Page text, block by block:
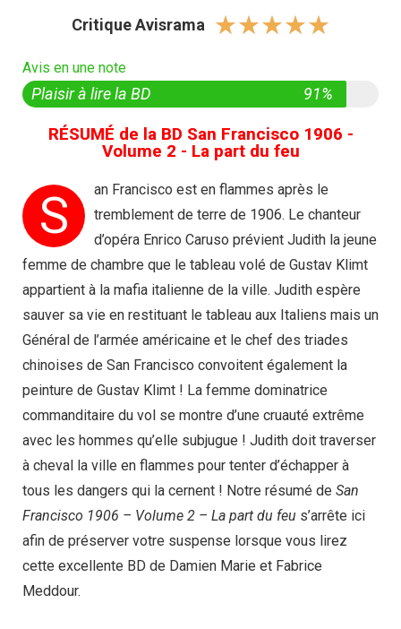
Critique Avisrama ☆☆☆☆☆
Avis en une note
Plaisir à lire la BD 91%
RÉSUMÉ de la BD San Francisco 1906 -
Volume 2 - La part du feu
S
an Francisco est en flammes après le
tremblement de terre de 1906. Le chanteur
d’opéra Enrico Caruso prévient Judith la jeune
femme de chambre que le tableau volé de Gustav Klimt
appartient à la mafia italienne de la ville. Judith espère
sauver sa vie en restituant le tableau aux Italiens mais un
Général de l’armée américaine et le chef des triades
chinoises de San Francisco convoitent également la
peinture de Gustav Klimt ! La femme dominatrice
commanditaire du vol se montre d’une cruauté extrême
avec les hommes qu’elle subjugue ! Judith doit traverser
à cheval la ville en flammes pour tenter d’échapper à
tous les dangers qui la cernent ! Notre résumé de San
Francisco 1906 – Volume 2 – La part du feu s’arrête ici
afin de préserver votre suspense lorsque vous lirez
cette excellente BD de Damien Marie et Fabrice
Meddour.